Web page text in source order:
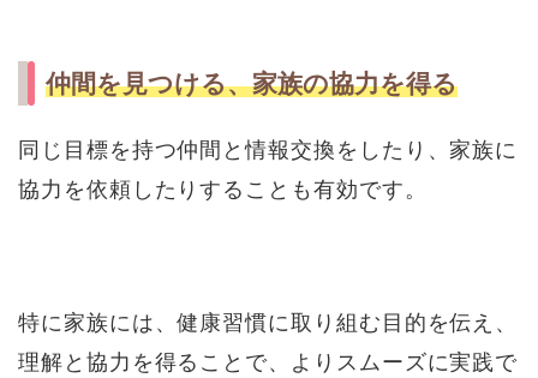
仲間を見つける、家族の協力を得る
同じ目標を持つ仲間と情報交換をしたり、家族に
協力を依頼したりすることも有効です。
特に家族には、健康習慣に取り組む目的を伝え、
理解と協力を得ることで、よりスムーズに実践で